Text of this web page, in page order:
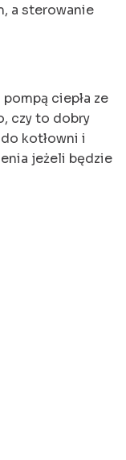
a sterowanie
ciepła ze
czy to dobry
kotłowni i
jeżeli będzie